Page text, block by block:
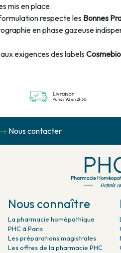
mis en place.
respecte les Bonnes
en phase gazeuse
exigences des labels
Nous contacter
Nous connaître
La pharmacie homépathique
PHC à Paris
Les préparations magistrales
Les offres de la pharmacie PHC